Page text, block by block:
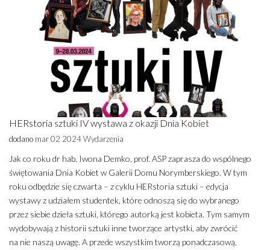
HERstoria sztuki IV wystawa z okazji Dnia Kobiet
dodano mar 02 2024Wydarzenia
Jak co roku dr hab. Iwona Demko, prof. ASP zaprasza do wspólnego
świętowania Dnia Kobiet w Galerii Domu Norymberskiego. W tym
roku odbędzie się czwarta – z cyklu HERstoria sztuki – edycja
wystawy z udziałem studentek, które odnoszą się do wybranego
przez siebie dzieła sztuki, którego autorką jest kobieta. Tym samym
wydobywają z historii sztuki inne tworzące artystki, aby zwrócić
na nie naszą uwagę. A przede wszystkim tworzą ponadczasową,